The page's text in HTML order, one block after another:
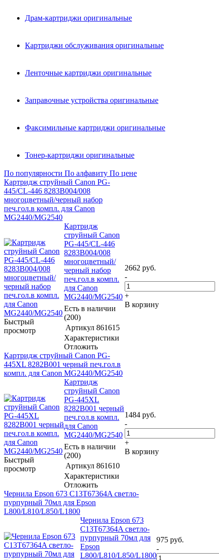
Драм-картриджи оригинальные
Картриджи обслуживания оригинальные
Ленточные картриджи оригинальные
Заправочные устройства оригинальные
Факсимильные картриджи оригинальные
Тонер-картриджи оригинальные
По популярности По алфавиту По цене
Картридж струйный Canon PG-
445/CL-446 8283B004/008
многоцветный/черный набор
печ.гол.в компл. для Canon
MG2440/MG2540
Быстрый
просмотр
Картридж
струйный Canon
PG-445/CL-446
8283B004/008
многоцветный/
черный набор
печ.гол.в компл.
для Canon
MG2440/MG2540
Есть в наличии
(200)
Артикул 861615
Характеристики
Отложить
2662 руб.
-
+
В корзину
Картридж струйный Canon PG-
445XL 8282B001 черный печ.гол.в
компл. для Canon MG2440/MG2540
Быстрый
просмотр
Картридж
струйный Canon
PG-445XL
8282B001 черный
печ.гол.в компл.
для Canon
MG2440/MG2540
Есть в наличии
(200)
Артикул 861610
Характеристики
Отложить
1484 руб.
-
+
В корзину
Чернила Epson 673 C13T67364A светло-
пурпурный 70мл для Epson
L800/L810/L850/L1800
Чернила Epson 673
C13T67364A светло-
пурпурный 70мл для
Epson
L800/L810/L850/L1800
975 руб.
-